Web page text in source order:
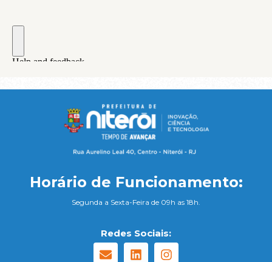
Horário de Funcionamento:
Segunda a Sexta-Feira de 09h as 18h.
Redes Sociais: